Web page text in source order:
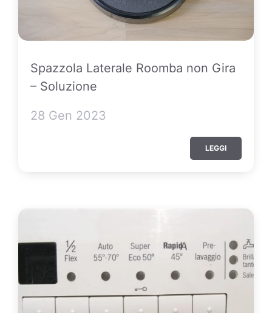
Spazzola Laterale Roomba non Gira
– Soluzione
28 Gen 2023
LEGGI